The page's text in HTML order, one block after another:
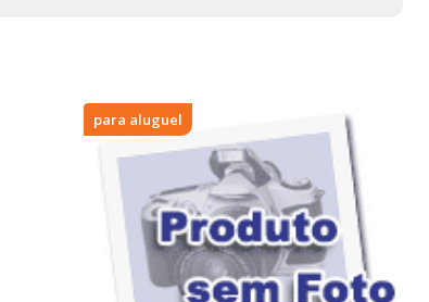
para aluguel